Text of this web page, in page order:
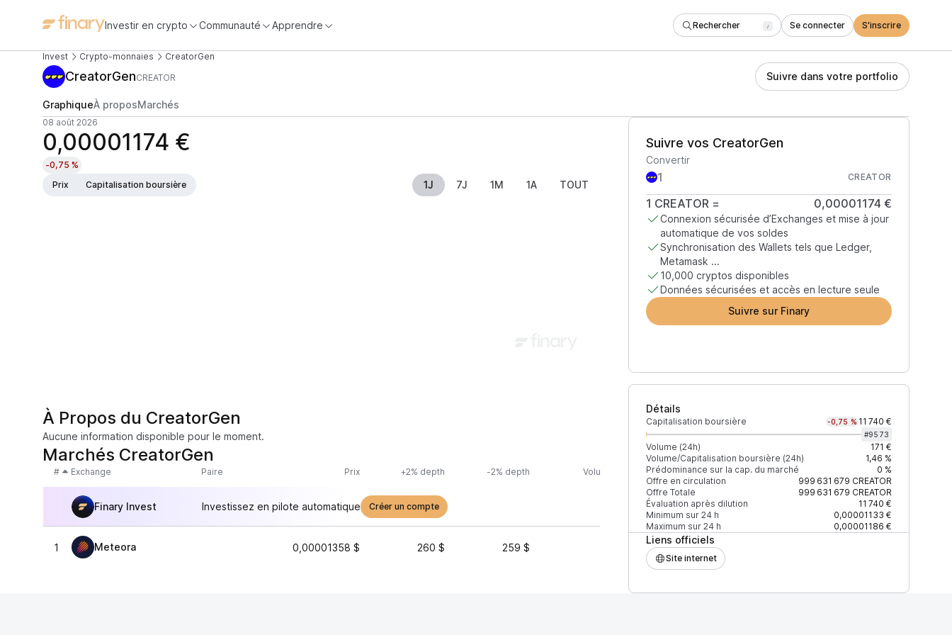
Investir en crypto Communauté Apprendre Rechercher / Se connecter S'inscrire
Invest Crypto-monnaies CreatorGen
CreatorGenCREATOR Suivre dans votre portfolio
GraphiqueÀ proposMarchés
08 août 2026
0,00001174 €
-0,75 %
Prix
Capitalisation boursière 1J 7J 1M 1A TOUT
Suivre vos CreatorGen
Convertir
CREATOR
1 CREATOR= 0,00001174 €
Connexion sécurisée d’Exchanges et mise à jour
automatique de vos soldes
Synchronisation des Wallets tels que Ledger,
Metamask ...
10,000 cryptos disponibles
Données sécurisées et accès en lecture seule
Suivre sur Finary
Détails
Capitalisation boursière -0,75 % 11 740 €
#9573
Volume (24h)
171 €
Volume/Capitalisation boursière (24h)
1,46 %
Prédominance sur la cap. du marché
0 %
Offre en circulation
999 631 679 CREATOR
Offre Totale
999 631 679 CREATOR
Évaluation après dilution
11 740 €
Minimum sur 24 h
0,00001133 €
Maximum sur 24 h
0,00001186 €
Liens officiels
Site internet
À Propos du CreatorGen
Aucune information disponible pour le moment.
Marchés CreatorGen
# Exchange Paire Prix +2% depth -2% depth Volume (24h) % du volume Confiance Mis à jour
Finary Invest Investissez en pilote automatique Créer un compte
1 Meteora 0,00001358 $ 260 $ 259 $ 100 %